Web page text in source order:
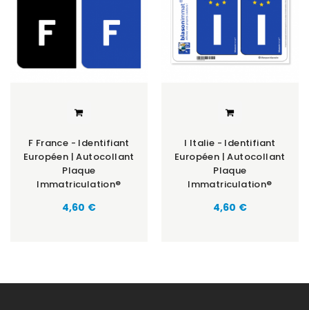
F France - Identifiant
Européen | Autocollant
Plaque
Immatriculation®
Prix
4,60 €
I Italie - Identifiant
Européen | Autocollant
Plaque
Immatriculation®
Prix
4,60 €